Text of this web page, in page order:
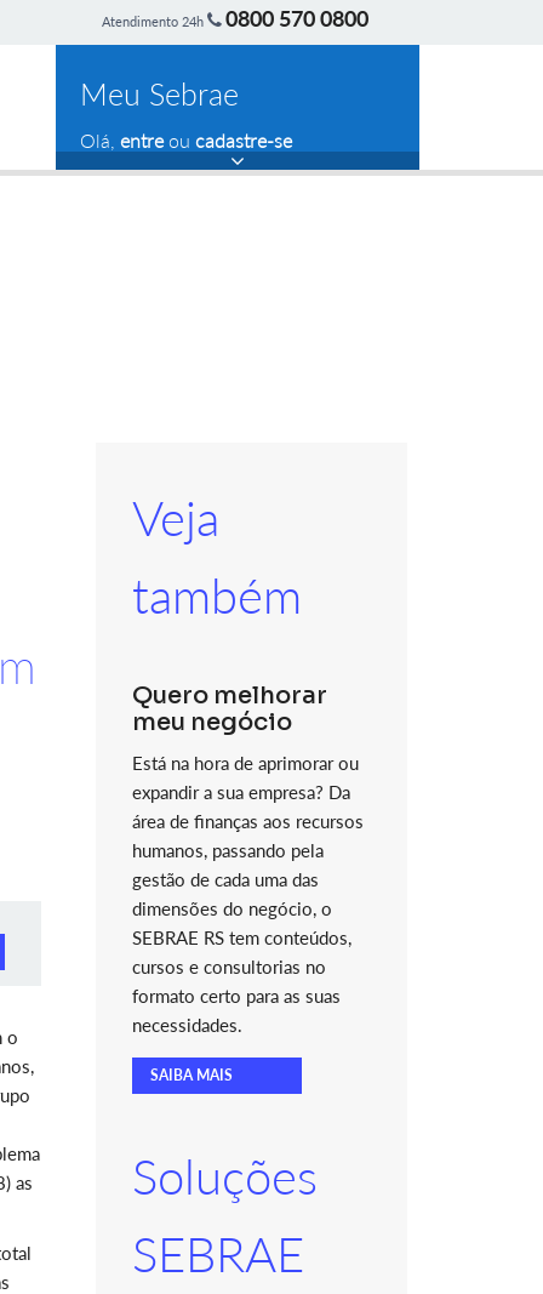
Atendimento 24h 0800 570 0800
Meu Sebrae
Olá, entreou cadastre-se
o
as
Veja
também
Quero melhorar
meu negócio
Está na hora de aprimorar ou
expandir a sua empresa? Da
área de finanças aos recursos
humanos, passando pela
gestão de cada uma das
dimensões do negócio, o
SEBRAE RS tem conteúdos,
cursos e consultorias no
formato certo para as suas
necessidades.
SAIBA MAIS
Soluções
SEBRAE